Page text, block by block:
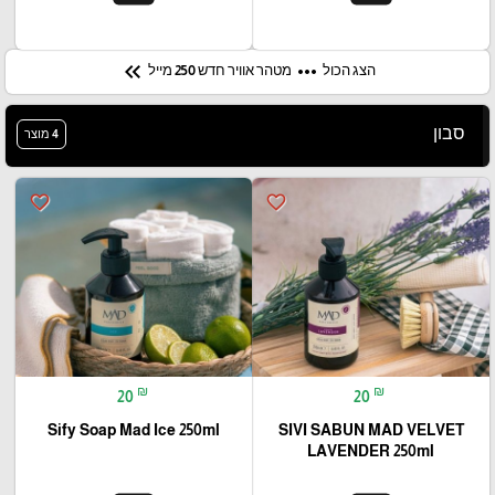
הצג הכול more_horiz מטהר אוויר חדש 250 מייל keyboard_double_arrow_left
סבון 4 מוצר
favorite_border
20 ₪
SIVI SABUN MAD VELVET
LAVENDER 250ml
favorite_border
20 ₪
Sify Soap Mad Ice 250ml